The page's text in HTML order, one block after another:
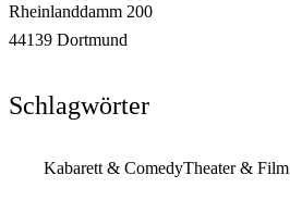
Rheinlanddamm 200
44139 Dortmund
Schlagwörter
Kabarett & ComedyTheater & Film